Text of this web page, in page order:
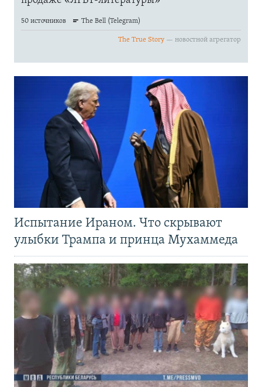
Испытание Ираном. Что скрывают
улыбки Трампа и принца Мухаммеда